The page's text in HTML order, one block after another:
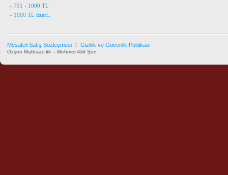
» 751 - 1000 TL
» 1000 TL üzeri..
Mesafeli Satış Sözleşmesi / Gizlilik ve Güvenlik Politikası
Özşen Matbaacılık – Mehmet Akif Şen